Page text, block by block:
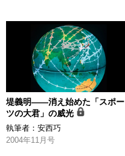
堤義明――消え始めた「スポー
ツの大君」の威光
執筆者： 安西巧
2004年11月号